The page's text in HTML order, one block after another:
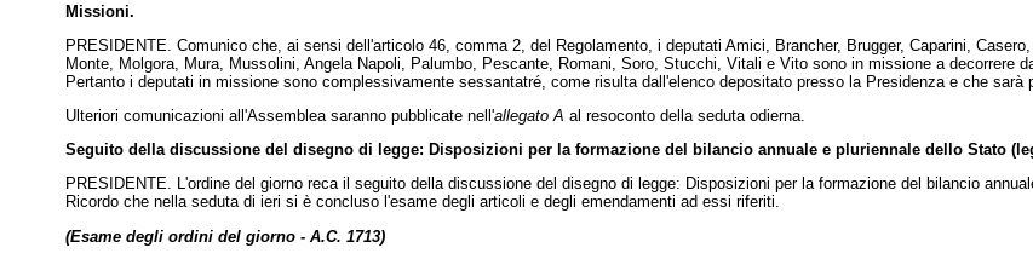
Missioni.
PRESIDENTE. Comunico che, ai sensi dell'articolo 46, comma 2, del Regolamento, i deputati Amici, Brancher, Brugger, Caparini,
Monte, Molgora, Mura, Mussolini, Angela Napoli, Palumbo, Pescante, Romani, Soro, Stucchi, Vitali e Vito sono in missione a decorrere
Pertanto i deputati in missione sono complessivamente sessantatré, come risulta dall'elenco depositato presso la Presidenza e che sarà
Ulteriori comunicazioni all'Assemblea saranno pubblicate nell'allegato A al resoconto della seduta odierna.
Seguito della discussione del disegno di legge: Disposizioni per la formazione del bilancio annuale e pluriennale dello Stato
PRESIDENTE. L'ordine del giorno reca il seguito della discussione del disegno di legge: Disposizioni per la formazione del bilancio
Ricordo che nella seduta di ieri si è concluso l'esame degli articoli e degli emendamenti ad essi riferiti.
(Esame degli ordini del giorno - A.C. 1713)